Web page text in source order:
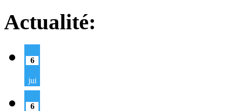
Actualité:
6
jui
6